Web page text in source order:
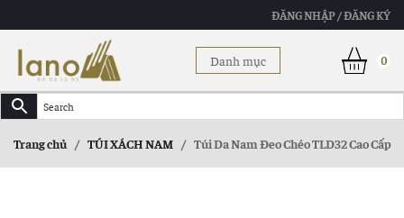
ĐĂNG NHẬP / ĐĂNG KÝ
Danh mục 0
Trang chủ / TÚI XÁCH NAM / Túi Da Nam Đeo Chéo TLD32 Cao Cấp